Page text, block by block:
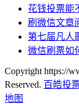
花钱投票能
刷微信文章
第七届凡人
微信刷票如
Copyright https://
Reserved. 百皓投
地图